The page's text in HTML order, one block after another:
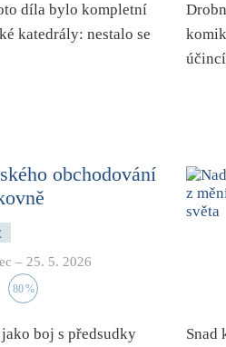
díla bylo kompletní
katedrály: nestalo se
obchodování
– 25. 5. 2026
80%
boj s předsudky
Snad